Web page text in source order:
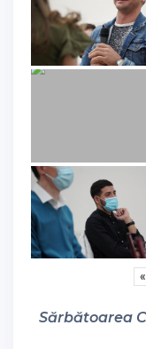
«
Sărbătoarea